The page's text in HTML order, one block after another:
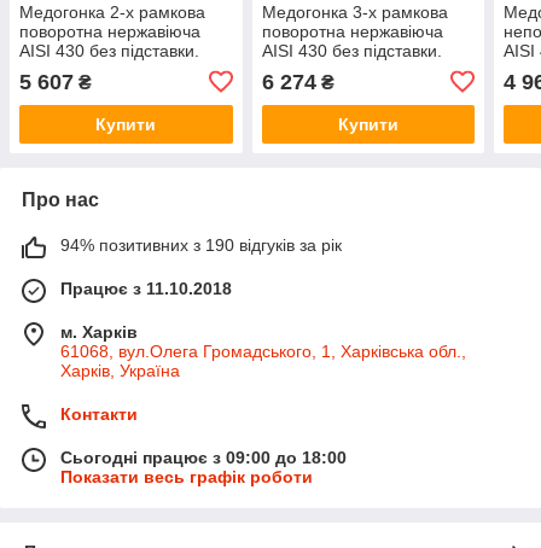
Медогонка 2-х рамкова
поворотна нержавіюча
AISI 430 без підставки.
5 607 ₴
Купити
Медогонка 3-х рамкова
поворотна нержавіюча
AISI 430 без підставки.
6 274₴
Купити
AISI
4
Про нас
94% позитивних з 190 відгуків за рік
Працює з 11.10.2018
м. Харків
61068, вул.Олега Громадського, 1, Харківська обл.,
Харків, Україна
Контакти
Сьогодні працює з 09:00 до 18:00
Показати весь графік роботи